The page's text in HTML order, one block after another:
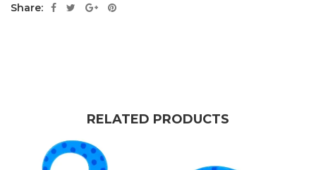
Share:
RELATED PRODUCTS